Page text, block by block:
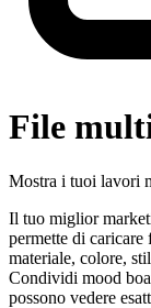
File
Mostra i tuoi lavori
Il tuo miglior
permette di
materiale, colore,
Condividi mood
possono vedere